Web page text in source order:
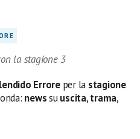
la stagione 3
Erroreper la stagione
newssuuscita,trama,